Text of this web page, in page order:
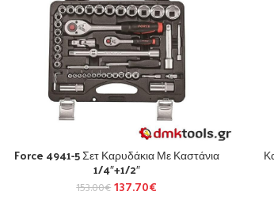
Force 4941-5 Σετ Καρυδάκια Με Καστάνια
1/4″+1/2″
153.00€ 137.70€